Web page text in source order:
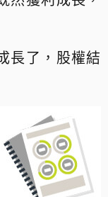
長了，股權結